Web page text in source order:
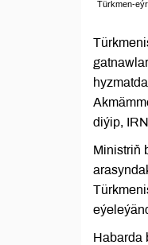
Türkmen-
diýip,
Ministriň
Habarda